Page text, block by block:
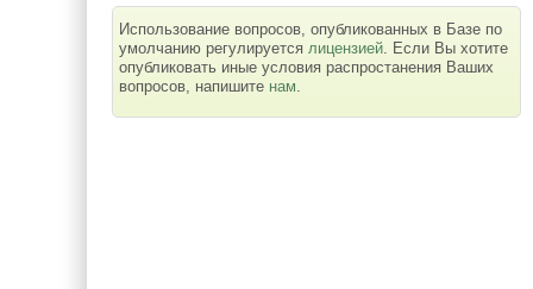
Использование вопросов, опубликованных в Базе по
умолчанию регулируется лицензией. Если Вы хотите
опубликовать иные условия распростанения Ваших
вопросов, напишите нам.